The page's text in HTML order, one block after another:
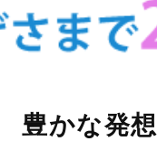
豊かな発